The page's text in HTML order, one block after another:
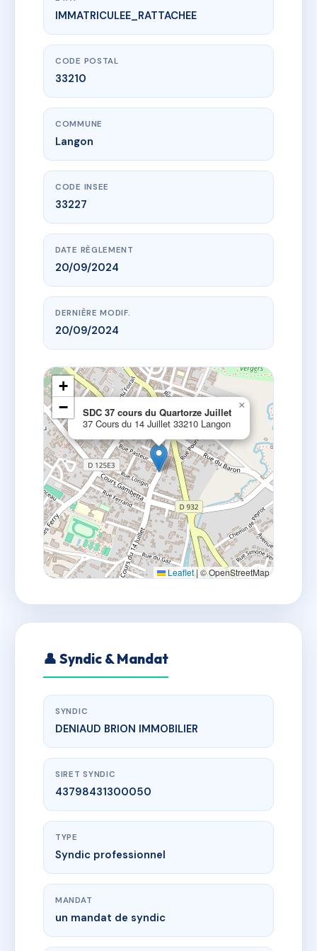
www.vme.plus/AI8431447
SDC 37 cours du Quartorze Juillet
37 Cours du 14 Juillet
IMMATRICULEE_RATTACHEE
CODE POSTAL
33210
COMMUNE
Langon
CODE INSEE
33227
DATE RÈGLEMENT
20/09/2024
DERNIÈRE MODIF.
20/09/2024
SDC 37 cours du Quartorze Juillet
37 Cours du 14 Juillet 33210 Langon
×
+
−
Leaflet |© OpenStreetMap
👤 Syndic & Mandat
SYNDIC
DENIAUD BRION IMMOBILIER
SIRET SYNDIC
43798431300050
TYPE
Syndic professionnel
MANDAT
un mandat de syndic